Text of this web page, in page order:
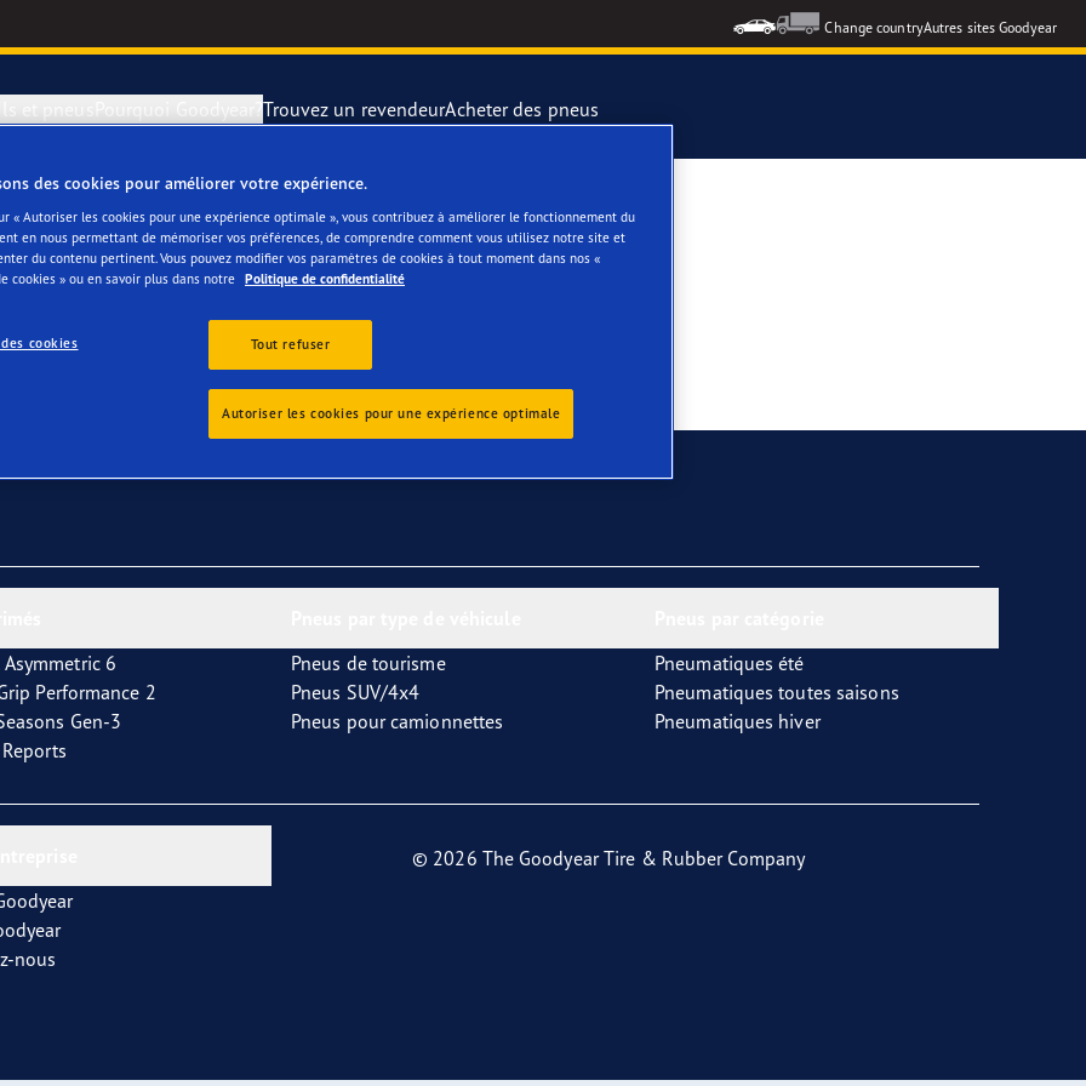
Change countryAutres sites Goodyear
et pneus
et changer vos pneus
Pourquoi Goodyear?
Blimp
RACING
F1 SuperSport
F1 Asymmetric 6
UltraGrip Performance 3
Trouvez un revendeurAcheter des pneus
Mini Countryman
Asymmetric 6
Performance 2
Gen-3
Pneus de tourisme
Pneus SUV/4x4
Pneus pour camionnettes
Pneumatiques été
Pneumatiques toutes saisons
Pneumatiques hiver
nous
© 2026 The Goodyear Tire & Rubber Company
des cookies pour améliorer votre expérience.
« Autoriser les cookies pour une expérience optimale », vous contribuez à améliorer le fonctionnement du
en nous permettant de mémoriser vos préférences, de comprendre comment vous utilisez notre site et
du contenu pertinent. Vous pouvez modifier vos paramètres de cookies à tout moment dans nos «
cookies » ou en savoir plus dans notre Politique de confidentialité
cookies Tout refuser
Autoriser les cookies pour une expérience optimale